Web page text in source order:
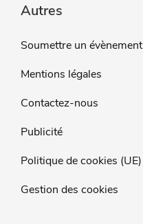
Autres
Soumettre un évènement
Mentions légales
Contactez-nous
Publicité
Politique de cookies (UE)
Gestion des cookies